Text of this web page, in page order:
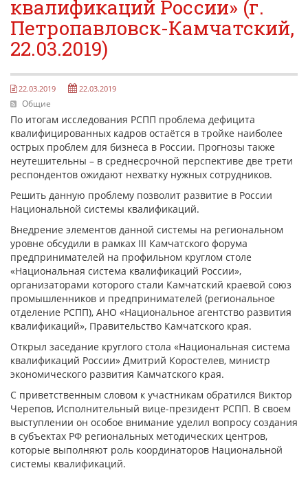
Антикоррупционная хартия
КОНТАКТЫ
НОВОСТИ
ВСТРЕЧИ С ГУБЕРНАТОРОМ КРАЯ
РЫНОК ТРУДА
ОБЗОР ИЗМЕНЕНИЙ ЗАКОНОДАТЕЛЬСТВА
АНАЛИТИКА РСПП
ОБСУЖДЕНИЕ ПРОЕКТОВ НПА КРАЯ
"ЧАС ТРУДА" НА РАДИО "ВОСТОК-РОССИИ"
квалификаций России» (г.
Петропавловск-Камчатский,
22.03.2019)
22.03.2019 22.03.2019
Общие
По итогам исследования РСПП проблема дефицита
квалифицированных кадров остаётся в тройке наиболее
острых проблем для бизнеса в России. Прогнозы также
неутешительны – в среднесрочной перспективе две трети
респондентов ожидают нехватку нужных сотрудников.
Решить данную проблему позволит развитие в России
Национальной системы квалификаций.
Внедрение элементов данной системы на региональном
уровне обсудили в рамках III Камчатского форума
предпринимателей на профильном круглом столе
«Национальная система квалификаций России»,
организаторами которого стали Камчатский краевой союз
промышленников и предпринимателей (региональное
отделение РСПП), АНО «Национальное агентство развития
квалификаций», Правительство Камчатского края.
Открыл заседание круглого стола «Национальная система
квалификаций России» Дмитрий Коростелев, министр
экономического развития Камчатского края.
С приветственным словом к участникам обратился Виктор
Черепов, Исполнительный вице-президент РСПП. В своем
выступлении он особое внимание уделил вопросу создания
в субъектах РФ региональных методических центров,
которые выполняют роль координаторов Национальной
системы квалификаций.